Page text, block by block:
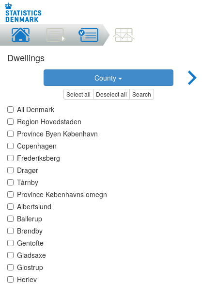
Dwellings
County
Select all Deselect all Search
All Denmark
Region Hovedstaden
Province Byen København
Copenhagen
Frederiksberg
Dragør
Tårnby
Province Københavns omegn
Albertslund
Ballerup
Brøndby
Gentofte
Gladsaxe
Glostrup
Herlev